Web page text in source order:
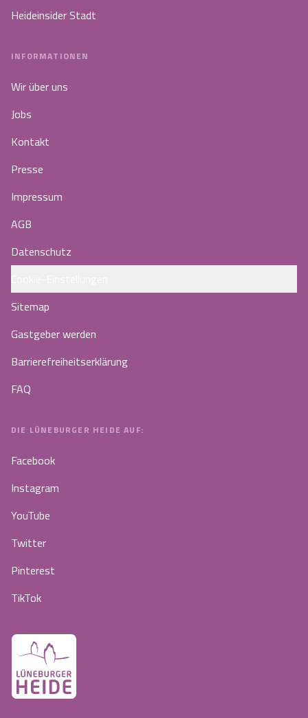
Heideinsider Stadt
INFORMATIONEN
Wir über uns
Jobs
Kontakt
Presse
Impressum
AGB
Datenschutz
Sitemap
Gastgeber werden
Barrierefreiheitserklärung
FAQ
DIE LÜNEBURGER HEIDE AUF:
Facebook
Instagram
YouTube
Twitter
Pinterest
TikTok